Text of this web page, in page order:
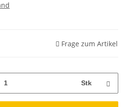
Frage zum Artikel
Stk